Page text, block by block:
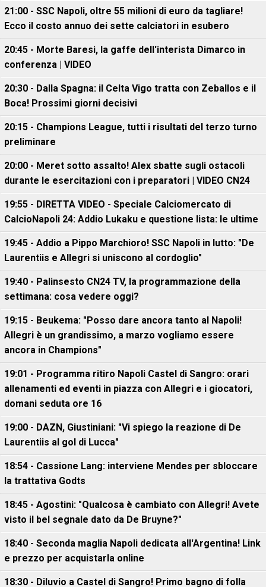
21:00 - SSC Napoli, oltre 55 milioni di euro da tagliare!
Ecco il costo annuo dei sette calciatori in esubero
20:45 - Morte Baresi, la gaffe dell'interista Dimarco in
conferenza | VIDEO
20:30 - Dalla Spagna: il Celta Vigo tratta con Zeballos e il
Boca! Prossimi giorni decisivi
20:15 - Champions League, tutti i risultati del terzo turno
preliminare
20:00 - Meret sotto assalto! Alex sbatte sugli ostacoli
durante le esercitazioni con i preparatori | VIDEO CN24
19:55 - DIRETTA VIDEO - Speciale Calciomercato di
CalcioNapoli 24: Addio Lukaku e questione lista: le ultime
19:45 - Addio a Pippo Marchioro! SSC Napoli in lutto: "De
Laurentiis e Allegri si uniscono al cordoglio"
19:40 - Palinsesto CN24 TV, la programmazione della
settimana: cosa vedere oggi?
19:15 - Beukema: "Posso dare ancora tanto al Napoli!
Allegri è un grandissimo, a marzo vogliamo essere
ancora in Champions"
19:01 - Programma ritiro Napoli Castel di Sangro: orari
allenamenti ed eventi in piazza con Allegri e i giocatori,
domani seduta ore 16
19:00 - DAZN, Giustiniani: "Vi spiego la reazione di De
Laurentiis al gol di Lucca"
18:54 - Cassione Lang: interviene Mendes per sbloccare
la trattativa Godts
18:45 - Agostini: "Qualcosa è cambiato con Allegri! Avete
visto il bel segnale dato da De Bruyne?"
18:40 - Seconda maglia Napoli dedicata all'Argentina! Link
e prezzo per acquistarla online
18:30 - Diluvio a Castel di Sangro! Primo bagno di folla